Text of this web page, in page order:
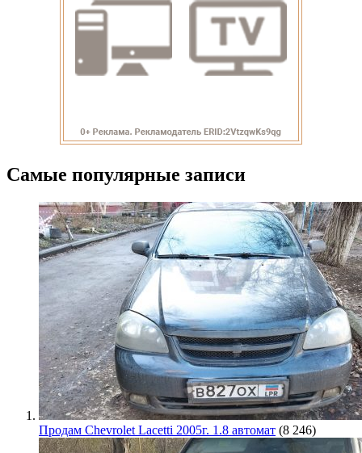
Самые популярные записи
Продам Chevrolet Lacetti 2005г. 1.8 автомат (8 246)